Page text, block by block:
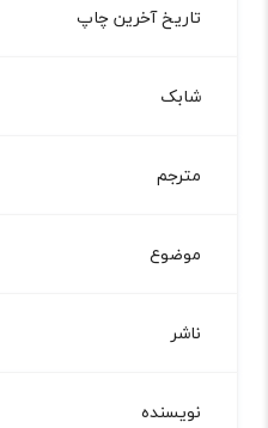
تاریخ آخرین چاپ
شابک
مترجم
موضوع
ناشر
نویسنده